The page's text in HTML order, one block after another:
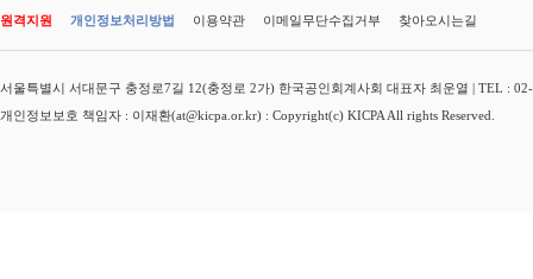
원격지원 개인정보처리방법 이용약관 이메일무단수집거부 찾아오시는길
서울특별시 서대문구 충정로7길 12(충정로 2가) 한국공인회계사회 대표자 최운열 | TEL :
개인정보보호 책임자 : 이재환(at@kicpa.or.kr) : Copyright(c) KICPA All rights Reserved.